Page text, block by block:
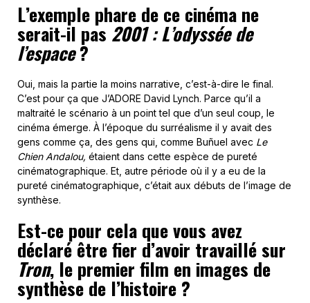
L’exemple phare de ce cinéma ne
serait-il pas 2001 : L’odyssée de
l’espace?
Oui, mais la partie la moins narrative, c’est-à-dire le final.
C’est pour ça que J’ADORE David Lynch. Parce qu’il a
maltraité le scénario à un point tel que d’un seul coup, le
cinéma émerge. À l’époque du surréalisme il y avait des
gens comme ça, des gens qui, comme Buñuel avec Le
Chien Andalou, étaient dans cette espèce de pureté
cinématographique. Et, autre période où il y a eu de la
pureté cinématographique, c’était aux débuts de l’image de
synthèse.
Est-ce pour cela que vous avez
déclaré être fier d’avoir travaillé sur
Tron, le premier film en images de
synthèse de l’histoire ?